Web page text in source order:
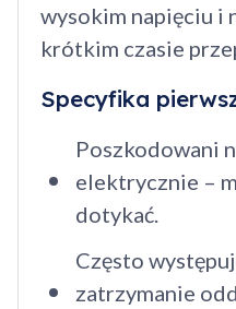
wysokim napięciu i
krótkim czasie
Specyfika
Poszkodowani
elektrycznie –
dotykać.
Często
zatrzymanie